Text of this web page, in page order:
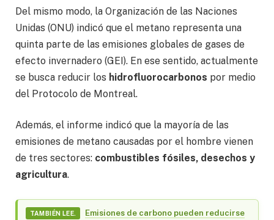
Del mismo modo, la Organización de las Naciones
Unidas (ONU) indicó que el metano representa una
quinta parte de las emisiones globales de gases de
efecto invernadero (GEI). En ese sentido, actualmente
se busca reducir los hidrofluorocarbonos por medio
del Protocolo de Montreal.
Además, el informe indicó que la mayoría de las
emisiones de metano causadas por el hombre vienen
de tres sectores: combustibles fósiles, desechos y
agricultura.
TAMBIÉN LEE.
Emisiones de carbono pueden reducirse